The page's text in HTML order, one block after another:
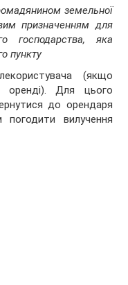
земельної
призначенням для
господарства, яка
пункту
(якщо
оренді). Для цього
до орендаря
погодити вилучення